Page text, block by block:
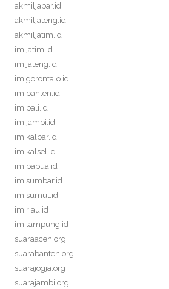
akmiljabar.id
akmiljateng.id
akmiljatim.id
imijatim.id
imijateng.id
imigorontalo.id
imibanten.id
imibali.id
imijambi.id
imikalbar.id
imikalsel.id
imipapua.id
imisumbar.id
imisumut.id
imiriau.id
imilampung.id
suaraaceh.org
suarabanten.org
suarajogja.org
suarajambi.org